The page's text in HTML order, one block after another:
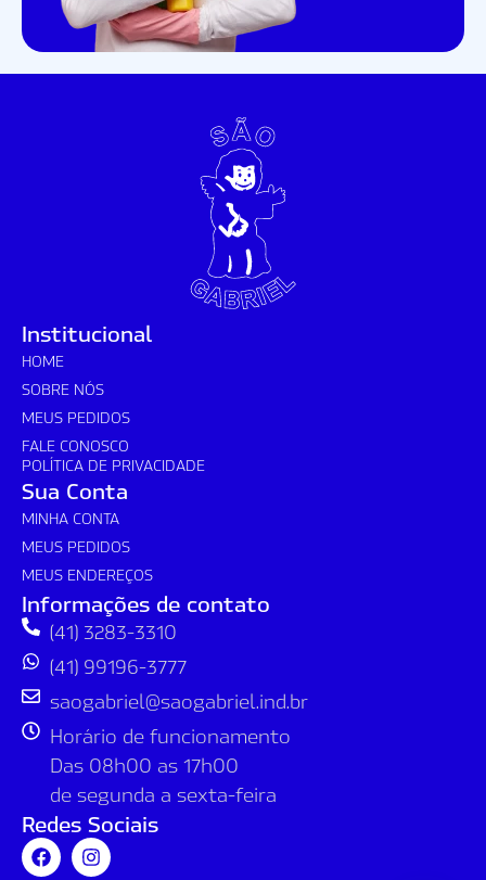
Institucional
HOME
SOBRE NÓS
MEUS PEDIDOS
FALE CONOSCO
POLÍTICA DE PRIVACIDADE
Sua Conta
MINHA CONTA
MEUS PEDIDOS
MEUS ENDEREÇOS
Informações de contato
(41) 3283-3310
(41) 99196-3777
saogabriel@saogabriel.ind.br
Horário de funcionamento
Das 08h00 as 17h00
de segunda a sexta-feira
Redes Sociais